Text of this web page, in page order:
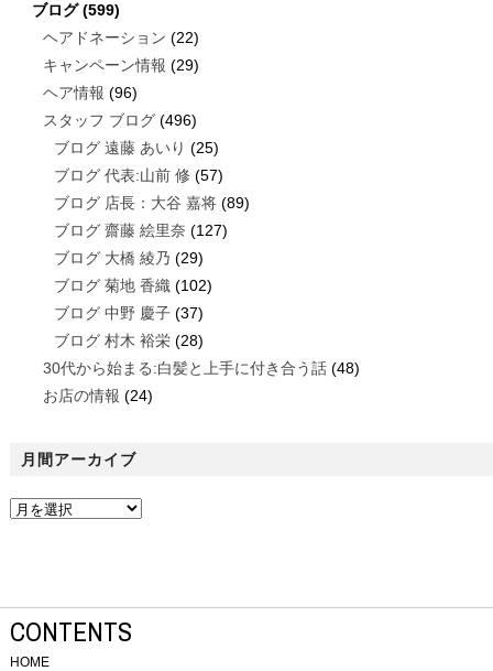
ブログ(599)
ヘアドネーション (22)
キャンペーン情報 (29)
ヘア情報 (96)
スタッフ ブログ(496)
ブログ 遠藤 あいり (25)
ブログ 代表:山前 修 (57)
ブログ 店長：大谷 嘉将(89)
ブログ 齋藤 絵里奈 (127)
ブログ 大橋 綾乃 (29)
ブログ 菊地 香織(102)
ブログ 中野 慶子(37)
ブログ 村木 裕栄(28)
30代から始まる:白髪と上手に付き合う話(48)
お店の情報 (24)
月間アーカイブ
CONTENTS
HOME